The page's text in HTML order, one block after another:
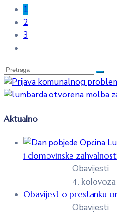
1
2
3
Aktualno
i domovinske
Obavijesti
4.
Obavijest o prestanku
Obavijesti